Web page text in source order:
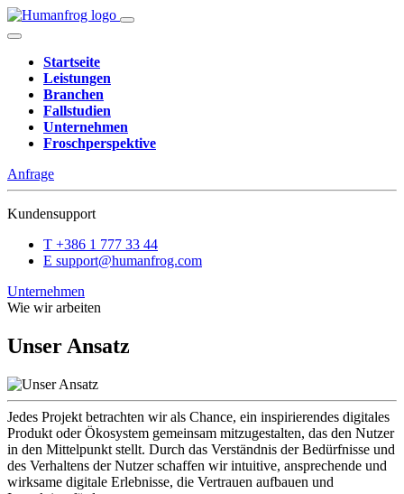
Startseite
Leistungen
Branchen
Fallstudien
Unternehmen
Froschperspektive
Anfrage
Kundensupport
T +386 1 777 33 44
E support@humanfrog.com
Unternehmen
Wie wir arbeiten
Unser Ansatz
Jedes Projekt betrachten wir als Chance, ein inspirierendes digitales
Produkt oder Ökosystem gemeinsam mitzugestalten, das den Nutzer
in den Mittelpunkt stellt. Durch das Verständnis der Bedürfnisse und
des Verhaltens der Nutzer schaffen wir intuitive, ansprechende und
wirksame digitale Erlebnisse, die Vertrauen aufbauen und